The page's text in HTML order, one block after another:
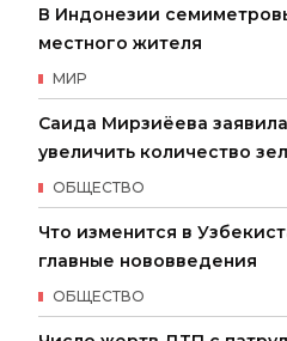
В Индонезии
местного жителя
МИР
Саида Мирзиёева
увеличить количество
ОБЩЕСТВО
Что изменится в
главные нововведения
ОБЩЕСТВО